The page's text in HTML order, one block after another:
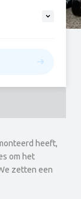
heeft,
om het
zetten een